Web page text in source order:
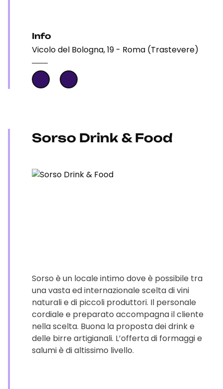
Info
Vicolo del Bologna, 19 - Roma (Trastevere)
Sorso Drink & Food
Sorso è un locale intimo dove è possibile tra
una vasta ed internazionale scelta di vini
naturali e di piccoli produttori. Il personale
cordiale e preparato accompagna il cliente
nella scelta. Buona la proposta dei drink e
delle birre artigianali. L’offerta di formaggi e
salumi è di altissimo livello.